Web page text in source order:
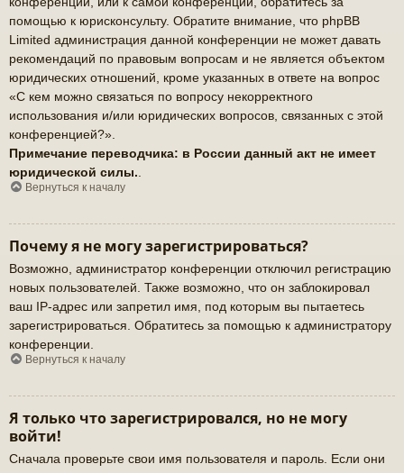
помощью к юрисконсульту. Обратите внимание, что phpBB
Limited администрация данной конференции не может давать
рекомендаций по правовым вопросам и не является объектом
юридических отношений, кроме указанных в ответе на вопрос
«С кем можно связаться по вопросу некорректного
использования и/или юридических вопросов, связанных с этой
конференцией?».
Примечание переводчика: в России данный акт не имеет
юридической силы.
Вернуться к началу
Почему я не могу зарегистрироваться?
Возможно, администратор конференции отключил регистрацию
новых пользователей. Также возможно, что он заблокировал
ваш IP-адрес или запретил имя, под которым вы пытаетесь
зарегистрироваться. Обратитесь за помощью к администратору
конференции.
Вернуться к началу
Я только что зарегистрировался, но не могу
войти!
Сначала проверьте свои имя пользователя и пароль. Если они